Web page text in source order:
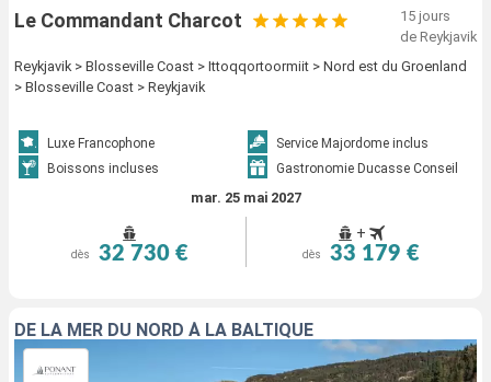
Le Commandant Charcot
15 jours
de Reykjavik
Reykjavik > Blosseville Coast > Ittoqqortoormiit > Nord est du Groenland
> Blosseville Coast > Reykjavik
Luxe Francophone
Service Majordome inclus
Boissons incluses
Gastronomie Ducasse Conseil
mar. 25 mai 2027
dès 32 730 €
+
dès 33 179 €
DE LA MER DU NORD À LA BALTIQUE